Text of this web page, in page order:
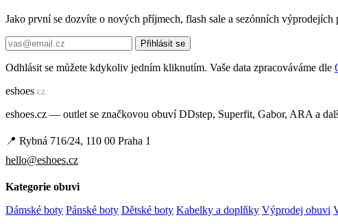
Jako první se dozvíte o nových příjmech, flash sale a sezónních
Přihlásit se
Odhlásit se můžete kdykoliv jedním kliknutím. Vaše data zpracováváme dle
eshoes .cz
eshoes.cz — outlet se značkovou obuví DDstep, Superfit, Gabor, ARA a
📍 Rybná 716/24, 110 00 Praha 1
hello@eshoes.cz
Kategorie obuvi
Dámské boty Pánské boty Dětské boty Kabelky a doplňky Výprodej obuvi